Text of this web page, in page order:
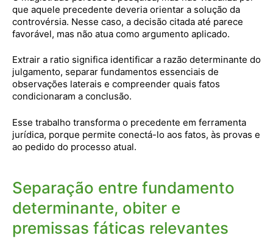
que aquele precedente deveria orientar a solução da
controvérsia. Nesse caso, a decisão citada até parece
favorável, mas não atua como argumento aplicado.
Extrair a ratio significa identificar a razão determinante do
julgamento, separar fundamentos essenciais de
observações laterais e compreender quais fatos
condicionaram a conclusão.
Esse trabalho transforma o precedente em ferramenta
jurídica, porque permite conectá-lo aos fatos, às provas e
ao pedido do processo atual.
Separação entre fundamento
determinante, obiter e
premissas fáticas relevantes